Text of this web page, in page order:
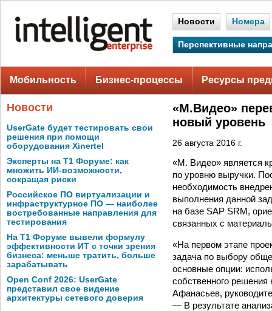
Новости Номера
Перспективные
Мобильность Бизнес-процессы Ресурсы
Новости
UserGate будет тестировать свои
решения при помощи
оборудования Xinertel
Эксперты на Т1 Форуме: как
множить ИИ-возможности,
сокращая риски
Российское ПО виртуализации и
инфраструктурное ПО — наиболее
востребованные направления для
тестирования
На Т1 Форуме вывели формулу
эффективности ИТ с точки зрения
бизнеса: меньше тратить, больше
зарабатывать
Open Conf 2026: UserGate
представил свое видение
архитектуры сетевого доверия
«М.Видео»
новый уровень
26 августа 2016 г.
«М. Видео» является
по уровню выручки.
необходимость
выполнения данной
на базе SAP SRM,
связанных с
«На первом этапе
задача по выбору
основные опции:
собственного решения
Афанасьев,
— В результате